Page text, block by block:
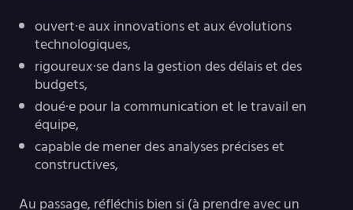
ouvert·e aux innovations et aux évolutions
technologiques,
rigoureux·se dans la gestion des délais et des
budgets,
doué·e pour la communication et le travail en
équipe,
capable de mener des analyses précises et
constructives,
Au passage, réfléchis bien si (à prendre avec un